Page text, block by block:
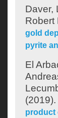
Daver,
Robert
gold
pyrite
El
(2019).
product